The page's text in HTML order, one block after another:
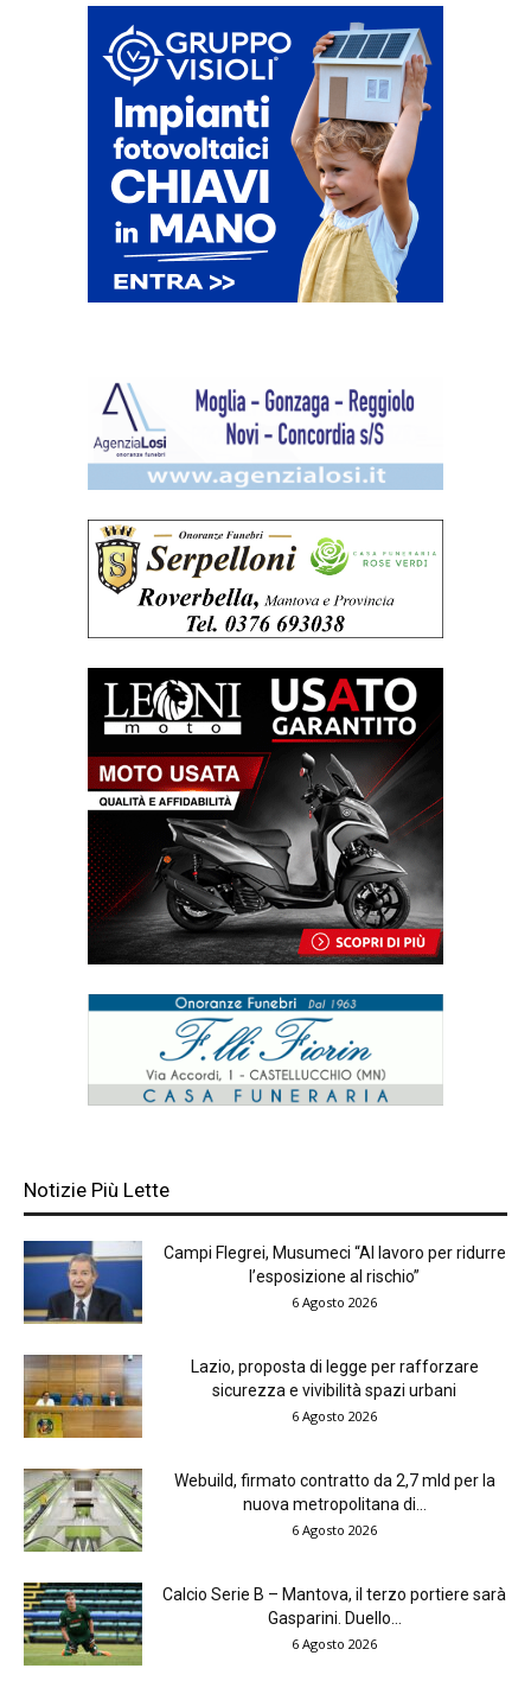
Notizie Più Lette
Campi Flegrei, Musumeci “Al lavoro per ridurre
l’esposizione al rischio”
6 Agosto 2026
Lazio, proposta di legge per rafforzare
sicurezza e vivibilità spazi urbani
6 Agosto 2026
Webuild, firmato contratto da 2,7 mld per la
nuova metropolitana di...
6 Agosto 2026
Calcio Serie B – Mantova, il terzo portiere sarà
Gasparini. Duello...
6 Agosto 2026